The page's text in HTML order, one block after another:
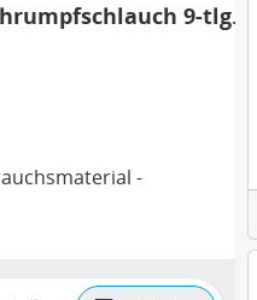
9-tlg.
-